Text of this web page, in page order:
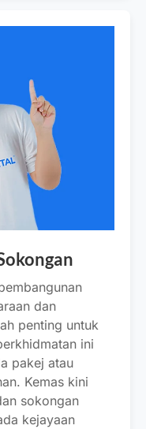
dan
penting untuk
ini
pakej atau
Kemas kini
sokongan
kejayaan